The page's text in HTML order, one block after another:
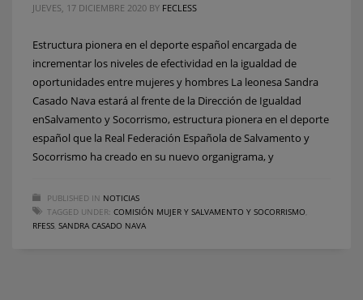
JUEVES, 17 DICIEMBRE 2020 BY FECLESS
Estructura pionera en el deporte español encargada de
incrementar los niveles de efectividad en la igualdad de
oportunidades entre mujeres y hombres La leonesa Sandra
Casado Nava estará al frente de la Dirección de Igualdad
enSalvamento y Socorrismo, estructura pionera en el deporte
español que la Real Federación Española de Salvamento y
Socorrismo ha creado en su nuevo organigrama, y
PUBLISHED IN NOTICIAS
TAGGED UNDER: COMISIÓN MUJER Y SALVAMENTO Y SOCORRISMO
RFESS SANDRA CASADO NAVA